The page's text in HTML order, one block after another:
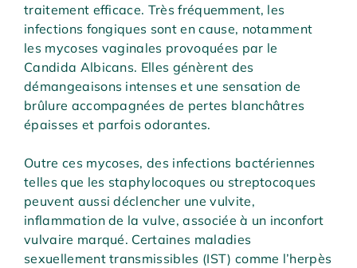
traitement efficace. Très fréquemment, les
infections fongiques sont en cause, notamment
les mycoses vaginales provoquées par le
Candida Albicans. Elles génèrent des
démangeaisons intenses et une sensation de
brûlure accompagnées de pertes blanchâtres
épaisses et parfois odorantes.
Outre ces mycoses, des infections bactériennes
telles que les staphylocoques ou streptocoques
peuvent aussi déclencher une vulvite,
inflammation de la vulve, associée à un inconfort
vulvaire marqué. Certaines maladies
sexuellement transmissibles (IST) comme l’herpès